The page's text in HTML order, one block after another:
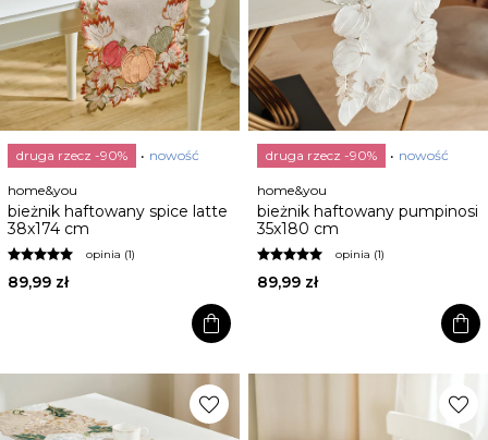
druga rzecz -90% nowość
home&you
bieżnik haftowany spice latte
38x174 cm
opinia (1)
89,99 zł
shopping_bag
druga rzecz -90% nowość
home&you
bieżnik haftowany pumpinosi
35x180 cm
opinia (1)
89,99 zł
shopping_bag
favorite favorite